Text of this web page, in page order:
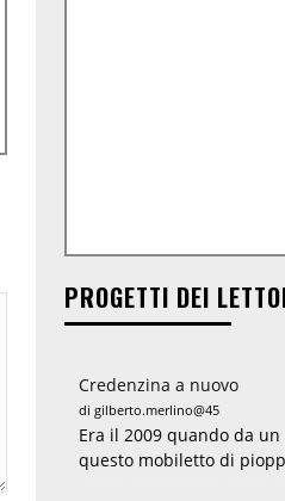
PROGETTI DEI
Credenzina a nuovo
di gilberto.merlino@45
Era il 2009 quando da
questo mobiletto di